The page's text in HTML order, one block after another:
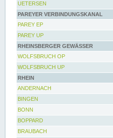
UETERSEN
PAREYER VERBINDUNGSKANAL
PAREY EP
PAREY UP
RHEINSBERGER GEWÄSSER
WOLFSBRUCH OP
WOLFSBRUCH UP
RHEIN
ANDERNACH
BINGEN
BONN
BOPPARD
BRAUBACH